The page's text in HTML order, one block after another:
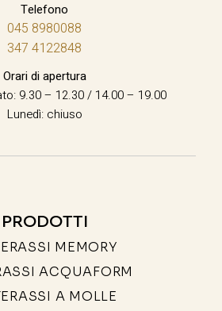
Telefono
045 8980088
347 4122848
Orari di apertura
9.30 – 12.30 / 14.00 – 19.00
Lunedì: chiuso
PRODOTTI
MEMORY
ACQUAFORM
A MOLLE